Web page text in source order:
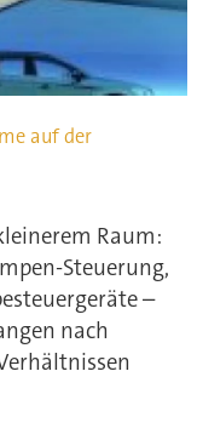
auf der
Raum:
Steuerung,
–
nach